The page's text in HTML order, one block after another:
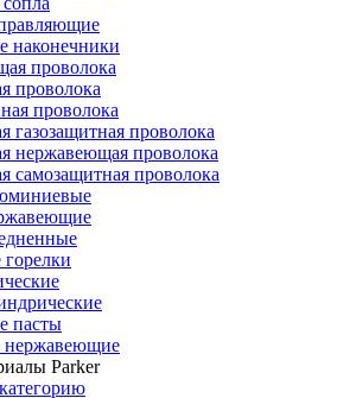
наконечники
проволока
проволока
проволока
газозащитная проволока
нержавеющая проволока
самозащитная проволока
пасты
нержавеющие
Parker